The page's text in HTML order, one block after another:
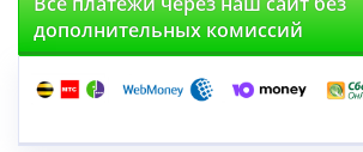
дополнительных комиссий